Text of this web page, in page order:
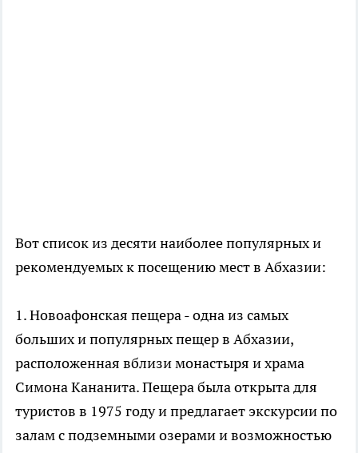
Вот список из десяти наиболее популярных и
рекомендуемых к посещению мест в Абхазии:
1. Новоафонская пещера - одна из самых
больших и популярных пещер в Абхазии,
расположенная вблизи монастыря и храма
Симона Кананита. Пещера была открыта для
туристов в 1975 году и предлагает экскурсии по
залам с подземными озерами и возможностью